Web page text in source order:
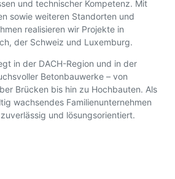
und technischer Kompetenz. Mit
sowie weiteren Standorten und
realisieren wir Projekte in
der Schweiz und Luxemburg.
in der DACH-Region und in der
Betonbauwerke – von
Brücken bis hin zu Hochbauten. Als
wachsendes Familienunternehmen
und lösungsorientiert.